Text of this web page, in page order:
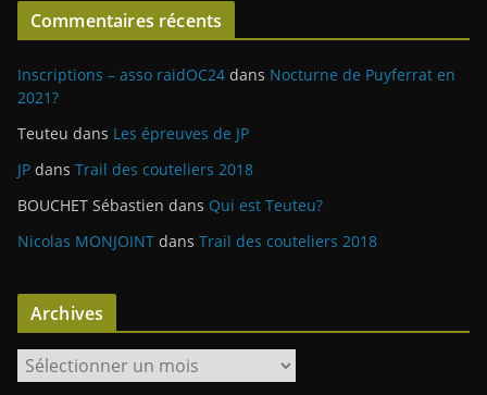
Commentaires récents
Inscriptions – asso raidOC24 dans Nocturne de Puyferrat en
2021?
Teuteu dans Les épreuves de JP
JP dans Trail des couteliers 2018
BOUCHET Sébastien dans Qui est Teuteu?
Nicolas MONJOINT dans Trail des couteliers 2018
Archives
r